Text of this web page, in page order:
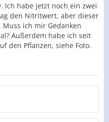
Ich habe jetzt noch ein zwei
den Nitritwert, aber dieser
ich mir Gedanken
Außerdem habe ich seit
den Pflanzen, siehe Foto.